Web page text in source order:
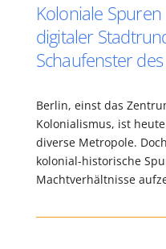
Koloniale
digitaler
Schaufenster
Berlin, einst das
Kolonialismus, ist
diverse Metropole.
kolonial-historische
Machtverhältnisse